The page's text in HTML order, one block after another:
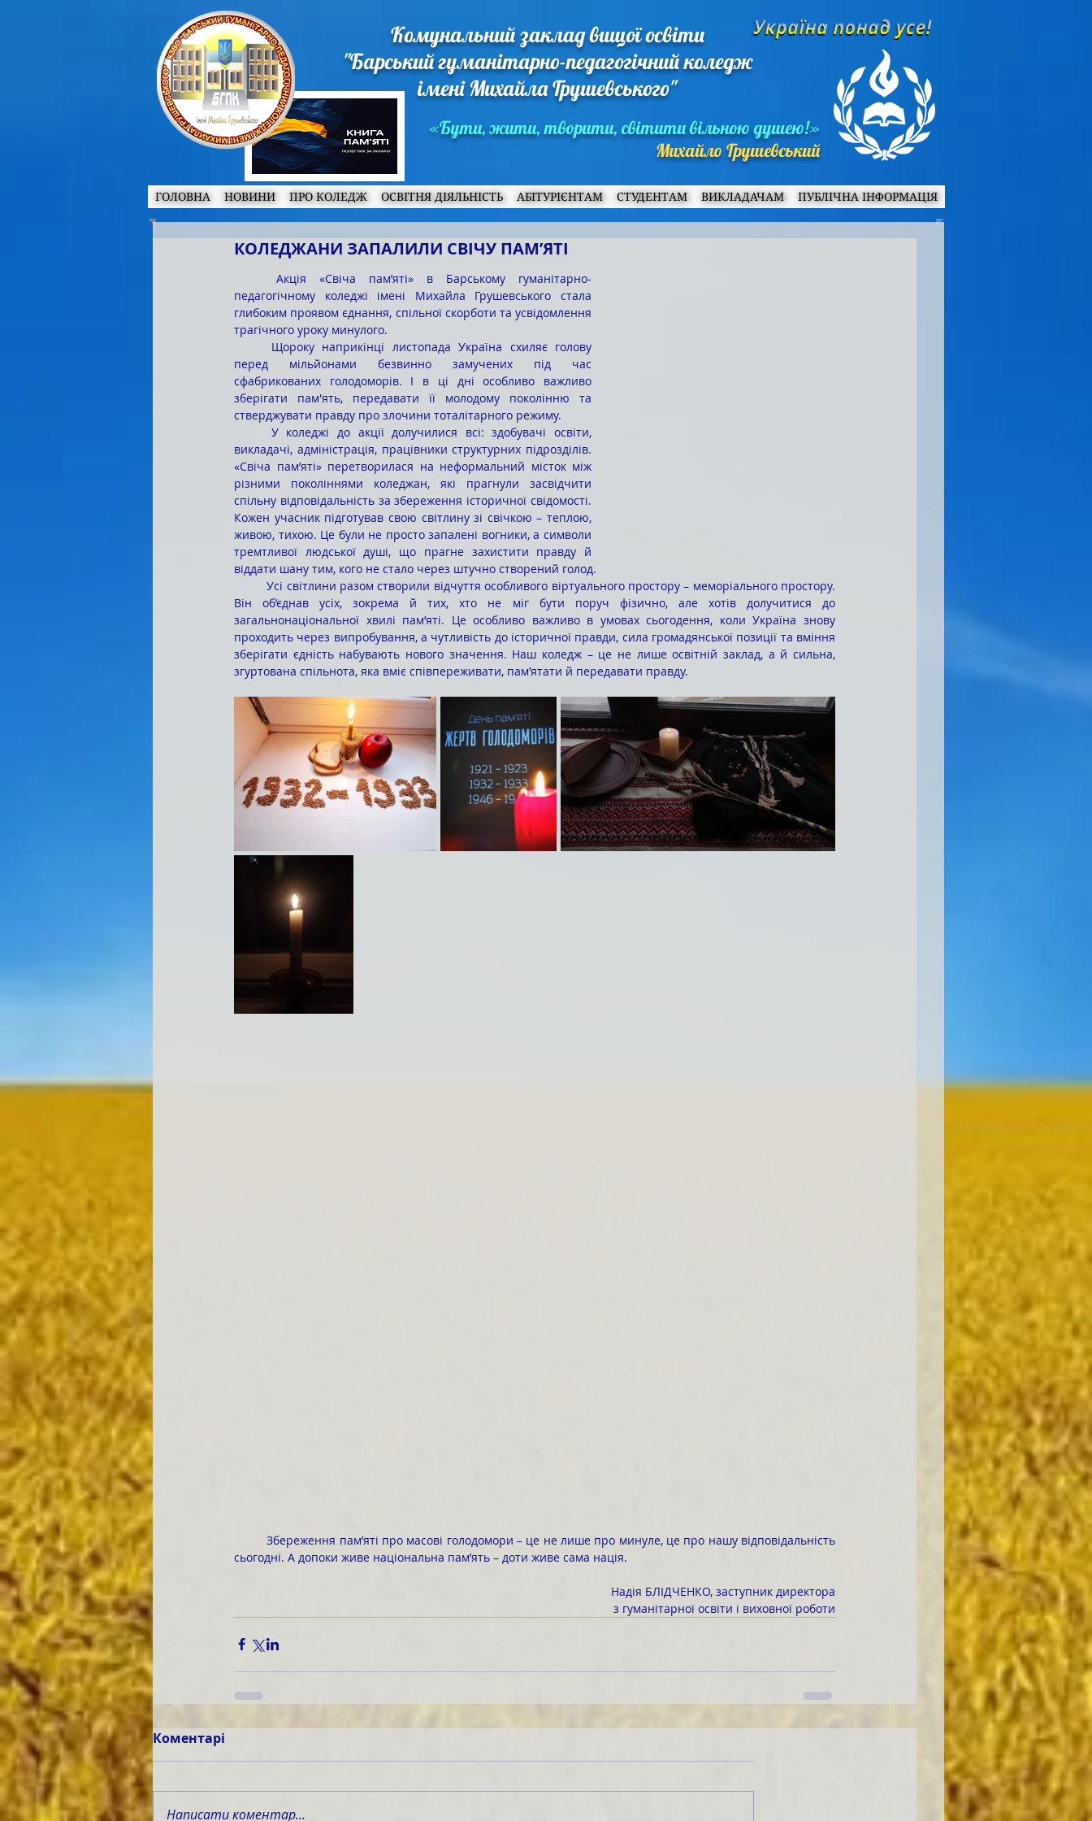
Комунальний заклад вищої освіти
"Барський гуманітарно-педагогічний коледж
імені Михайла Грушевського"
«Бути, жити, творити, світити вільною душею!»
Михайло Грушевський
ГОЛОВНА НОВИНИ ПРО КОЛЕДЖ ОСВІТНЯ ДІЯЛЬНІСТЬ АБІТУРІЄНТАМ СТУДЕНТАМ ВИКЛАДАЧАМ ПУБЛІЧНА ІНФОРМАЦІЯ
КОЛЕДЖАНИ ЗАПАЛИЛИ СВІЧУ ПАМ’ЯТІ
педагогічному коледжі імені Михайла Грушевського стала
глибоким проявом єднання, спільної скорботи та усвідомлення
трагічного уроку минулого.
перед мільйонами безвинно замучених під час
сфабрикованих голодоморів. І в ці дні особливо важливо
зберігати пам'ять, передавати її молодому поколінню та
стверджувати правду про злочини тоталітарного режиму.
викладачі, адміністрація, працівники структурних підрозділів.
«Свіча пам’яті» перетворилася на неформальний місток між
різними поколіннями коледжан, які прагнули засвідчити
спільну відповідальність за збереження історичної свідомості.
Кожен учасник підготував свою світлину зі свічкою – теплою,
живою, тихою. Це були не просто запалені вогники, а символи
тремтливої людської душі, що прагне захистити правду й
віддати шану тим, кого не стало через штучно створений голод.
	Усі світлини разом створили відчуття особливого віртуального простору – меморіального простору.
Він об’єднав усіх, зокрема й тих, хто не міг бути поруч фізично, але хотів долучитися до
загальнонаціональної хвилі пам’яті. Це особливо важливо в умовах сьогодення, коли Україна знову
проходить через випробування, а чутливість до історичної правди, сила громадянської позиції та вміння
зберігати єдність набувають нового значення. Наш коледж – це не лише освітній заклад, а й сильна,
згуртована спільнота, яка вміє співпереживати, пам’ятати й передавати правду.
	Збереження пам’яті про масові голодомори – це не лише про минуле, це про нашу відповідальність
сьогодні. А допоки живе національна пам’ять – доти живе сама нація.
Надія БЛІДЧЕНКО, заступник директора
з гуманітарної освіти і виховної роботи
Коментарі
Написати коментар...